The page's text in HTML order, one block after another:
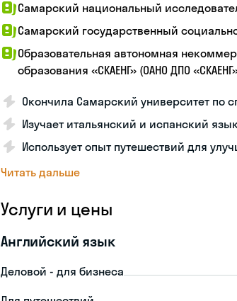
Самарский национальный
Самарский государственный
Образовательная автономная
образования «СКАЕНГ» (ОАНО ДПО
Окончила Самарский университет по
Изучает итальянский и испанский
Использует опыт путешествий для
Читать дальше
Услуги и цены
Английский язык
Деловой - для бизнеса